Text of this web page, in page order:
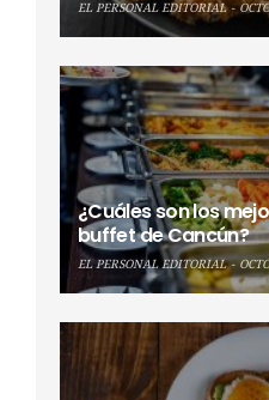
EL PERSONAL EDITORIAL
¿Cuáles son los
buffet de Cancún?
EL PERSONAL EDITORIAL